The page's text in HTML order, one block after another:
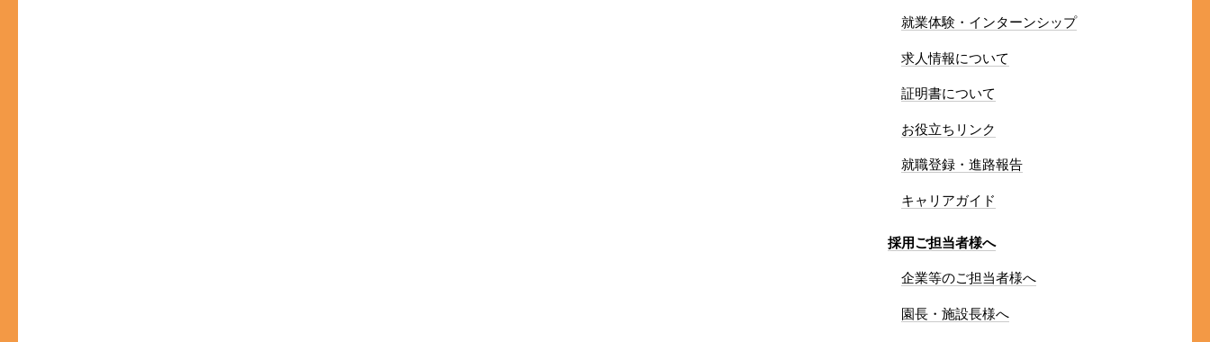
就業体験・インターンシップ
求人情報について
証明書について
お役立ちリンク
就職登録・進路報告
キャリアガイド
採用ご担当者様へ
企業等のご担当者様へ
園長・施設長様へ